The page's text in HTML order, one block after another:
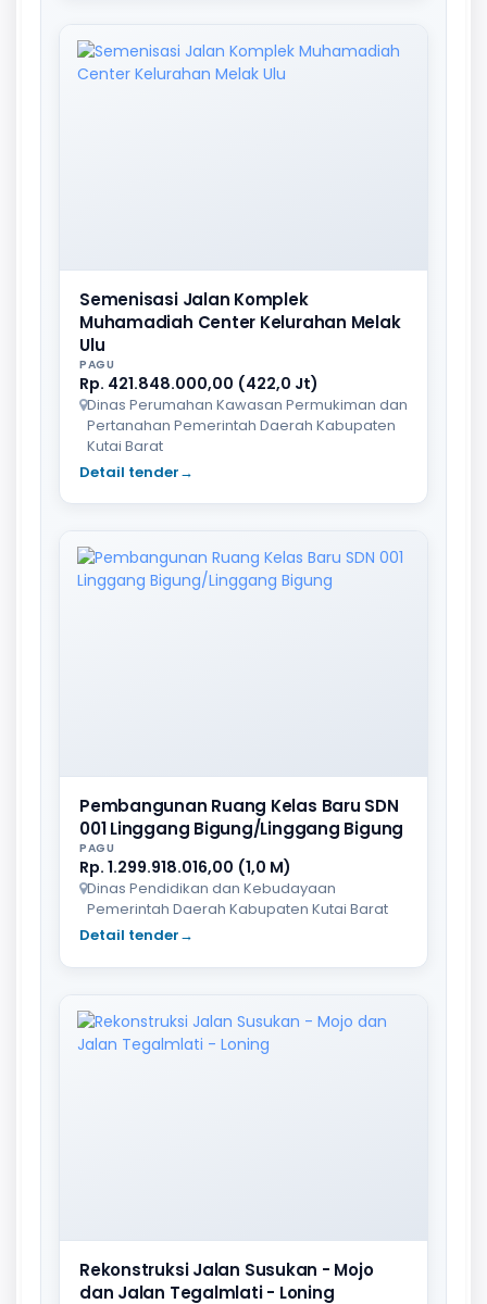
Semenisasi Jalan Komplek
Muhamadiah Center Kelurahan Melak
Ulu
PAGU
Rp. 421.848.000,00 (422,0 Jt)
Dinas Perumahan Kawasan Permukiman dan
Pertanahan Pemerintah Daerah Kabupaten
Kutai Barat
Detail tender→
Pembangunan Ruang Kelas Baru SDN
001 Linggang Bigung/Linggang Bigung
PAGU
Rp. 1.299.918.016,00 (1,0 M)
Dinas Pendidikan dan Kebudayaan
Pemerintah Daerah Kabupaten Kutai Barat
Detail tender→
Rekonstruksi Jalan Susukan - Mojo
dan Jalan Tegalmlati - Loning